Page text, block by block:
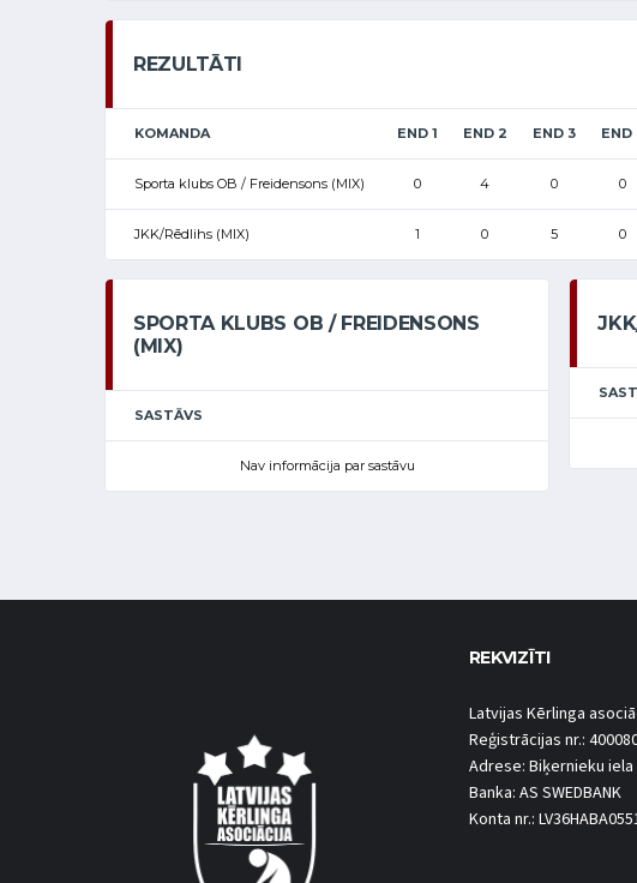
REZULTĀTI
KOMANDA END 1 END 2 END 3 END
Sporta klubs OB / Freidensons (MIX) 0 4 0 0
JKK/Rēdlihs (MIX) 1 0 5 0
SPORTA KLUBS OB / FREIDENSONS
(MIX)
SASTĀVS
Nav informācija par sastāvu
REKVIZĪTI
Latvijas Kērlinga
Reģistrācijas nr.:
Adrese: Biķernieku iela
Banka: AS SWEDBANK
Konta nr.: